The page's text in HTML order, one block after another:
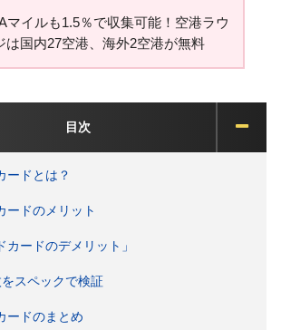
マイルも1.5％で収集可能！空港ラウ
は国内27空港、海外2空港が無料
目次
ードとは？
ードのメリット
カードのデメリット」
スペックで検証
ードのまとめ